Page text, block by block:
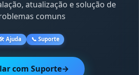
atualização e solução de
comuns
Ajuda 📞 Suporte
com Suporte→